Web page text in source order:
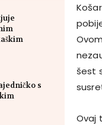
s
šest
Ovaj